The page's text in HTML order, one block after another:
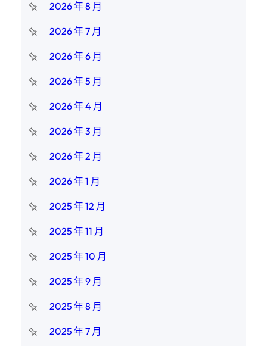
2026 年 8 月
2026 年 7 月
2026 年 6 月
2026 年 5 月
2026 年 4 月
2026 年 3 月
2026 年 2 月
2026 年 1 月
2025 年 12 月
2025 年 11 月
2025 年 10 月
2025 年 9 月
2025 年 8 月
2025 年 7 月